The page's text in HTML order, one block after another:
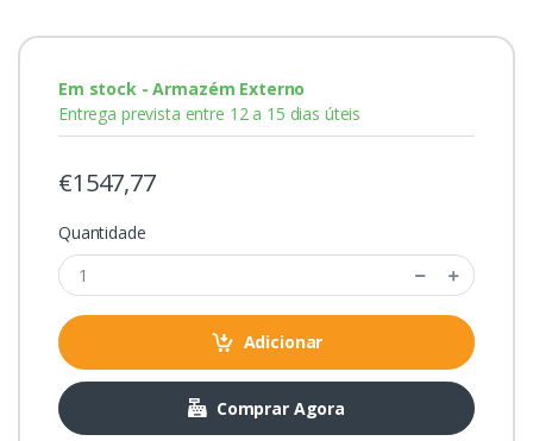
Em stock - Armazém Externo
Entrega prevista entre 12 a 15 dias úteis
€1547,77
Quantidade
Adicionar
Comprar Agora